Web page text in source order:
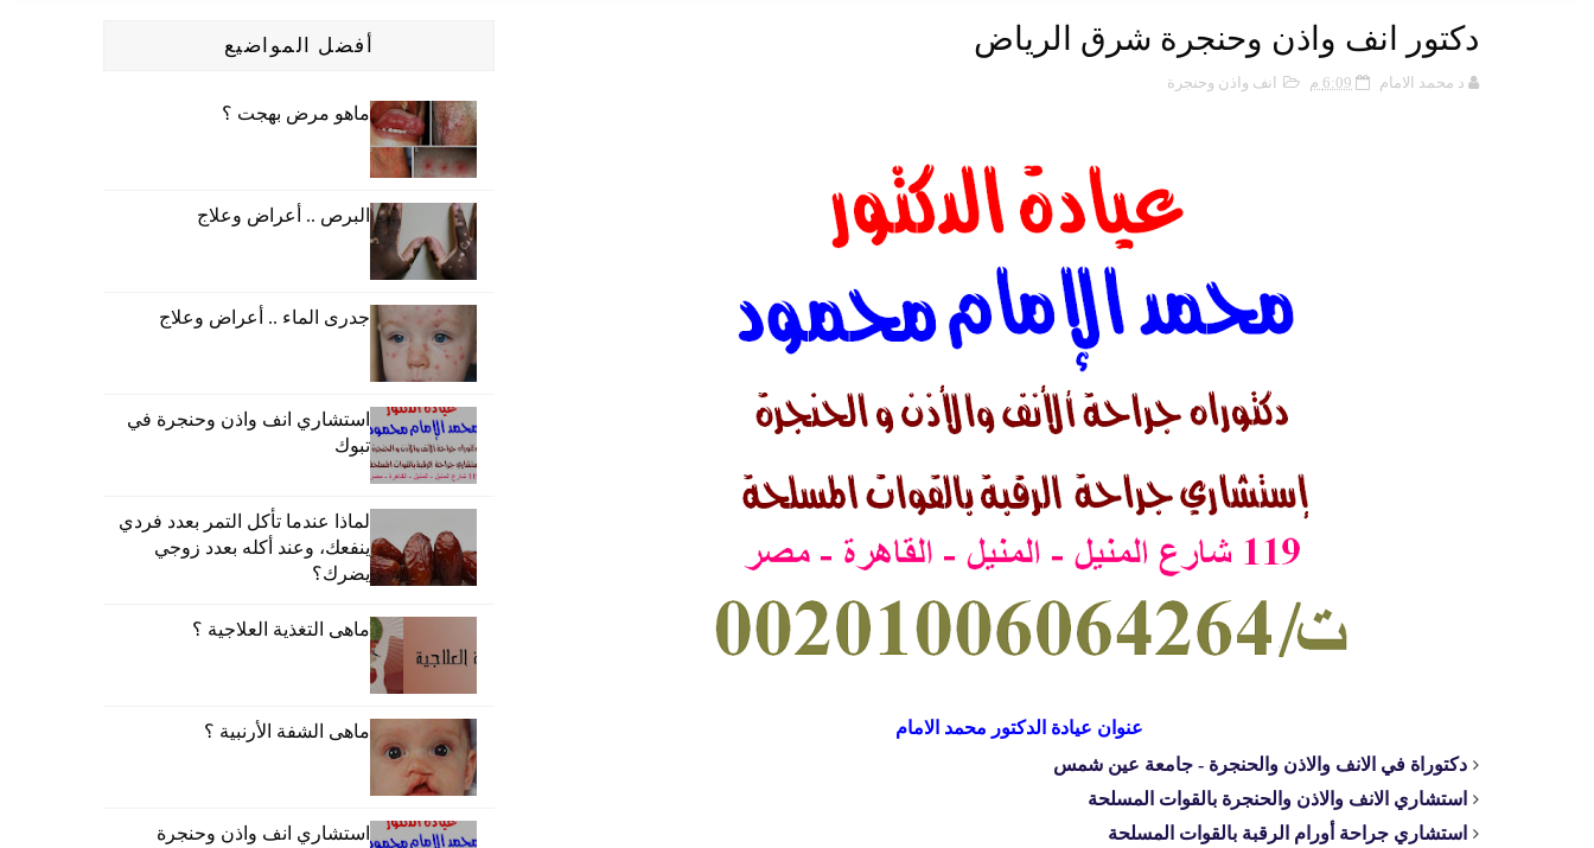
دكتور انف واذن وحنجرة شرق الرياض
د محمد الامام 6:09 م انف واذن وحنجرة
عنوان عيادة الدكتور محمد الامام
دكتوراة في الانف والاذن والحنجرة - جامعة عين شمس
استشاري الانف والاذن والحنجرة بالقوات المسلحة
استشاري جراحة أورام الرقبة بالقوات المسلحة
أفضل المواضيع
ماهو مرض بهجت ؟
البرص .. أعراض وعلاج
جدرى الماء .. أعراض وعلاج
استشاري انف واذن وحنجرة في
تبوك
لماذا عندما تأكل التمر بعدد فردي
ينفعك، وعند أكله بعدد زوجي
يضرك؟
ماهى التغذية العلاجية ؟
ماهى الشفة الأرنبية ؟
استشاري انف واذن وحنجرة